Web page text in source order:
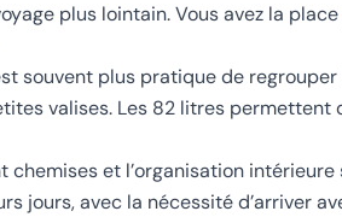
plus lointain. Vous avez la
souvent plus pratique de
valises. Les 82 litres permettent
chemises et l’organisation
jours, avec la nécessité d’arriver